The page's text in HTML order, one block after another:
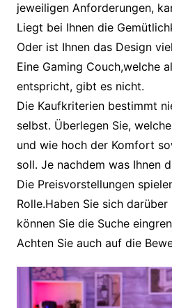
jeweiligen Anforderungen,
Liegt bei Ihnen die
Oder ist Ihnen das Design
Eine Gaming Couch,welche
entspricht, gibt es nicht.
Die Kaufkriterien bestimmt
selbst. Überlegen Sie,
und wie hoch der Komfort
soll. Je nachdem was Ihnen
Die Preisvorstellungen
Rolle.Haben Sie sich
können Sie die Suche
Achten Sie auch auf die